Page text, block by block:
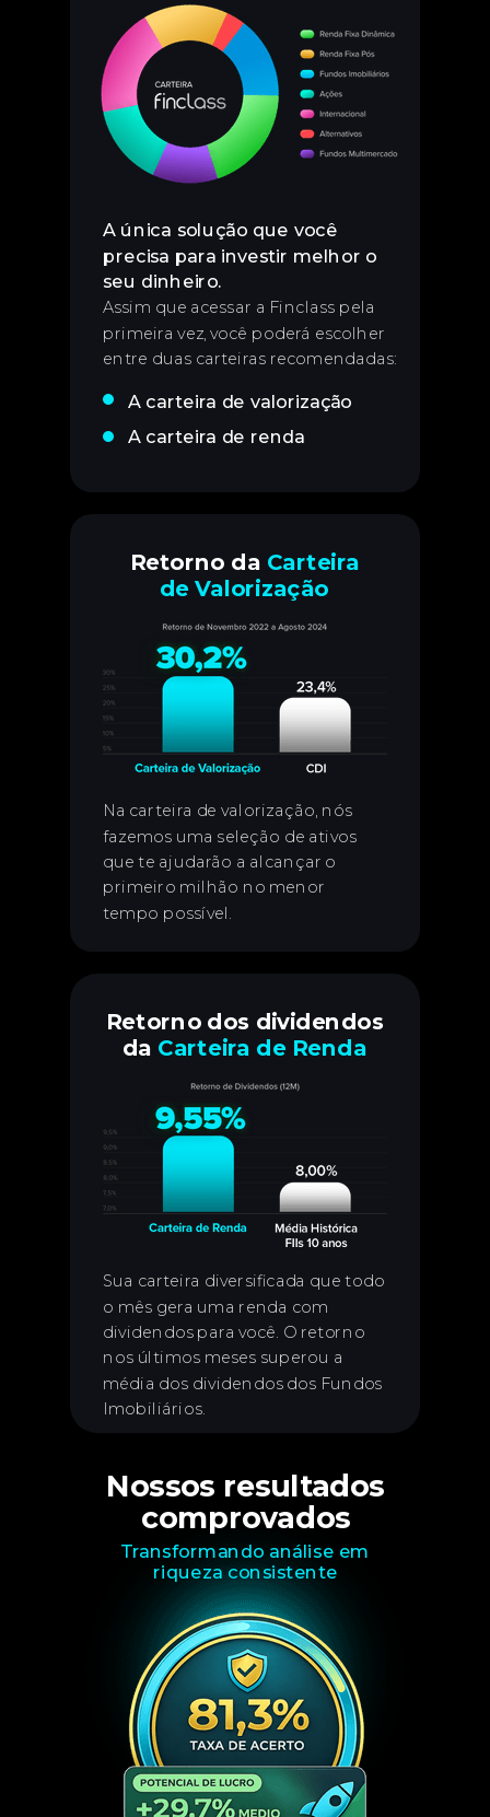
Assim que acessar a Finclass pela
primeira vez, você poderá escolher
entre duas carteiras recomendadas:
A única solução que você
precisa para investir melhor o
seu dinheiro.
A carteira de valorização
A carteira de renda
Na carteira de valorização, nós
fazemos uma seleção de ativos
que te ajudarão a alcançar o
primeiro milhão no menor
tempo possível.
Retorno da Carteira
de Valorização
Sua carteira diversificada que todo
o mês gera uma renda com
dividendos para você. O retorno
nos últimos meses superou a
média dos dividendos dos Fundos
Imobiliários.
Retorno dos dividendos
da Carteira de Renda
Nossos resultados
comprovados
Transformando análise em
riqueza consistente